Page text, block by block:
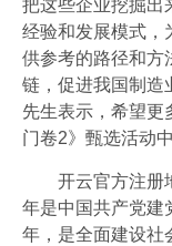
把这些企业挖掘出
经验和发展模式，
供参考的路径和方
链，促进我国制造
先生表示，希望更
门卷2》甄选活动中
开云官方注册地
年是中国共产党建
年，是全面建设社